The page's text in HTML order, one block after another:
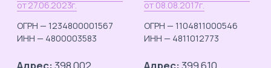
Время работы:
пн.-сб. 9:00-18:00
вс. 10:00-15:00
Время работы:
ежедневно 8:00-20:00
25
Электронная почта:
pravilnyyepchely@bk.ru